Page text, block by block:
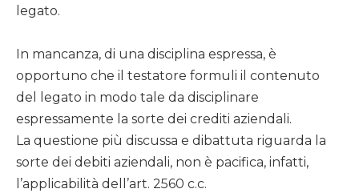
legato.
In mancanza, di una disciplina espressa, è
opportuno che il testatore formuli il contenuto
del legato in modo tale da disciplinare
espressamente la sorte dei crediti aziendali.
La questione più discussa e dibattuta riguarda la
sorte dei debiti aziendali, non è pacifica, infatti,
l’applicabilità dell’art. 2560 c.c.